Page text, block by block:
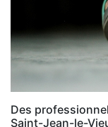
Des
Saint-Jean-le-